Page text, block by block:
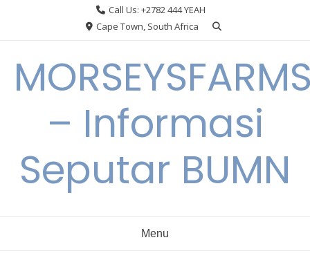
Call Us: +2782 444 YEAH
Cape Town, South Africa
– Informasi
Seputar BUMN
Menu